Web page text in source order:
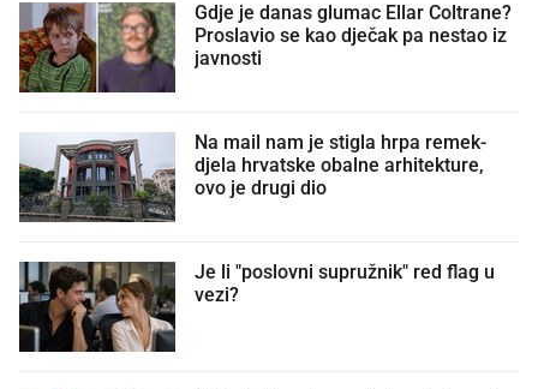
Gdje je danas glumac Ellar Coltrane?
Proslavio se kao dječak pa nestao iz
javnosti
Na mail nam je stigla hrpa remek-
djela hrvatske obalne arhitekture,
ovo je drugi dio
Je li "poslovni supružnik" red flag u
vezi?